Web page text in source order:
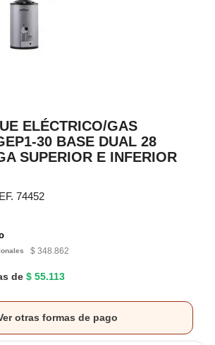
ELÉCTRICO/GAS
30 BASE DUAL 28
SUPERIOR E INFERIOR
74452
$ 348.862
de $ 55.113
otras formas de pago